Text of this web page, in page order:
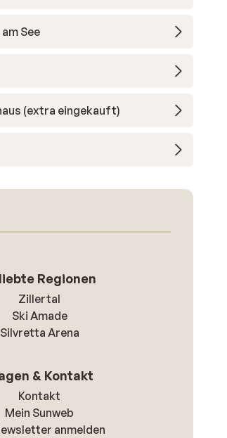
See
(extra eingekauft)
Regionen
Zillertal
Ski Amade
Silvretta Arena
& Kontakt
Kontakt
Mein Sunweb
anmelden